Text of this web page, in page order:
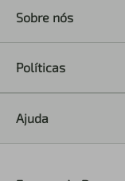
Sobre nós
Políticas
Ajuda